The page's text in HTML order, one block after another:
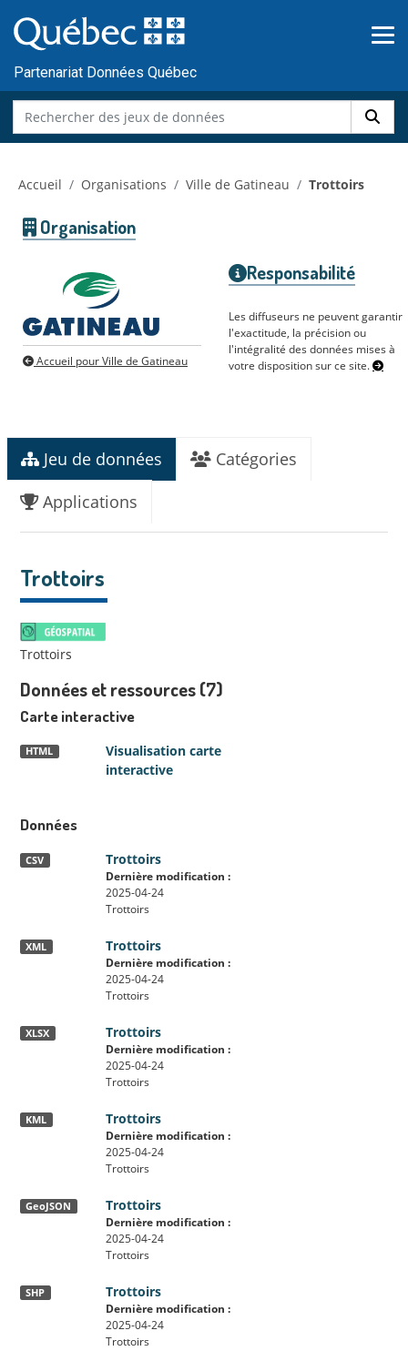
au
contenu
Partenariat Données Québec
Accueil Organisations Ville de Gatineau Trottoirs
Organisation
Accueil pour Ville de Gatineau
Responsabilité
Les diffuseurs ne peuvent garantir
l'exactitude, la précision ou
l'intégralité des données mises à
votre disposition sur ce site.
Jeu de données
Catégories
Applications
Trottoirs
Trottoirs
Données et ressources (7)
Carte interactive
Visualisation carte
interactive
HTML
Données
Trottoirs
CSV
Dernière modification :
2025-04-24
Trottoirs
Trottoirs
XML
Dernière modification :
2025-04-24
Trottoirs
Trottoirs
XLSX
Dernière modification :
2025-04-24
Trottoirs
Trottoirs
KML
Dernière modification :
2025-04-24
Trottoirs
Trottoirs
GeoJSON
Dernière modification :
2025-04-24
Trottoirs
Trottoirs
SHP
Dernière modification :
2025-04-24
Trottoirs